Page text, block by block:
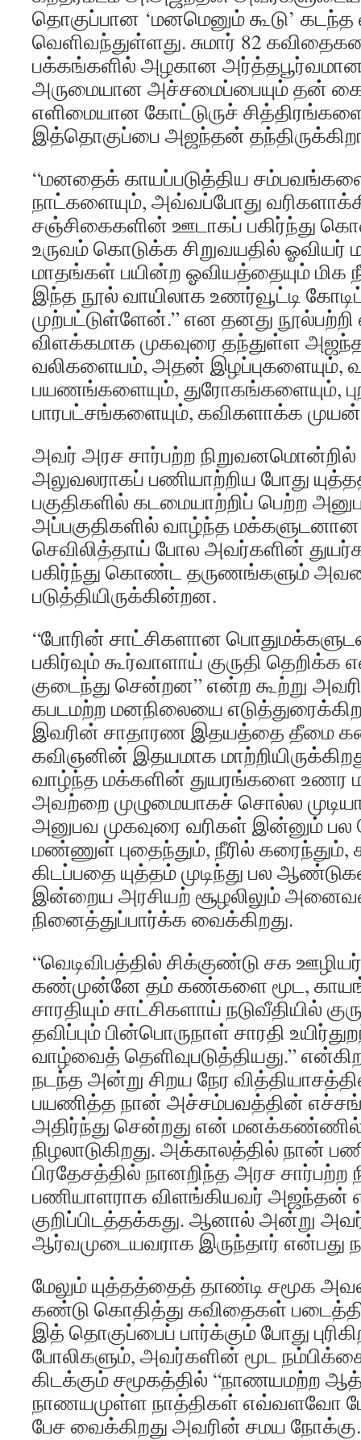
தொகுப்பான ‘மனமெனும் கூடு’ கடந்த
வெளிவந்துள்ளது. சுமார் 82
பக்கங்களில் அழகான
அருமையான அச்சமைப்பையும் தன்
எளிமையான கோட்டுருச்
இத்தொகுப்பை அஜந்தன்
“மனதைக் காயப்படுத்திய
நாட்களையும், அவ்வப்போது
சஞ்சிகைகளின் ஊடாகப் பகிர்ந்து
உருவம் கொடுக்க சிறுவயதில் ஓவியர்
மாதங்கள் பயின்ற ஓவியத்தையும்
இந்த நூல் வாயிலாக உணர்வூட்டி
முற்பட்டுள்ளேன்.” என தனது
விளக்கமாக முகவுரை தந்துள்ள
வலிகளையம், அதன் இழப்புகளையும்,
பயணங்களையும், துரோகங்களையும்,
பாரபட்சங்களையும், கவிகளாக்க
அவர் அரச சார்பற்ற
அலுவலராகப் பணியாற்றிய போது
பகுதிகளில் கடமையாற்றிப் பெற்ற
அப்பகுதிகளில் வாழ்ந்த
செவிலித்தாய் போல அவர்களின்
பகிர்ந்து கொண்ட தருணங்களும்
படுத்தியிருக்கின்றன.
“போரின் சாட்சிகளான
பகிர்வும் கூர்வாளாய் குருதி
குடைந்து சென்றன” என்ற கூற்று
கபடமற்ற மனநிலையை
இவரின் சாதாரண இதயத்தை தீமை
கவிஞனின் இதயமாக
வாழ்ந்த மக்களின் துயரங்களை உணர
அவற்றை முழுமையாகச் சொல்ல
அனுபவ முகவுரை வரிகள் இன்னும் பல
மண்ணுள் புதைந்தும், நீரில் கரைந்தும்,
கிடப்பதை யுத்தம் முடிந்து பல
இன்றைய அரசியற் சூழலிலும்
நினைத்துப்பார்க்க வைக்கிறது.
“வெடிவிபத்தில் சிக்குண்டு சக
கண்முன்னே தம் கண்களை மூட,
சாரதியும் சாட்சிகளாய் நடுவீதியில்
தவிப்பும் பின்பொருநாள் சாரதி
வாழ்வைத் தெளிவுபடுத்தியது.”
நடந்த அன்று சிறய நேர
பயணித்த நான் அச்சம்பவத்தின்
அதிர்ந்து சென்றது என்
நிழலாடுகிறது. அக்காலத்தில் நான்
பிரதேசத்தில் நானறிந்த அரச சார்பற்ற
பணியாளராக விளங்கியவர் அஜந்தன்
குறிப்பிடத்தக்கது. ஆனால் அன்று
ஆர்வமுடையவராக இருந்தார் என்பது
மேலும் யுத்தத்தைத் தாண்டி சமூக
கண்டு கொதித்து கவிதைகள்
இத் தொகுப்பைப் பார்க்கும் போது
போலிகளும், அவர்களின் மூட
கிடக்கும் சமூகத்தில் “நாணயமற்ற
நாணயமுள்ள நாத்திகள் எவ்வளவோ
பேச வைக்கிறது அவரின் சமய நோக்கு.